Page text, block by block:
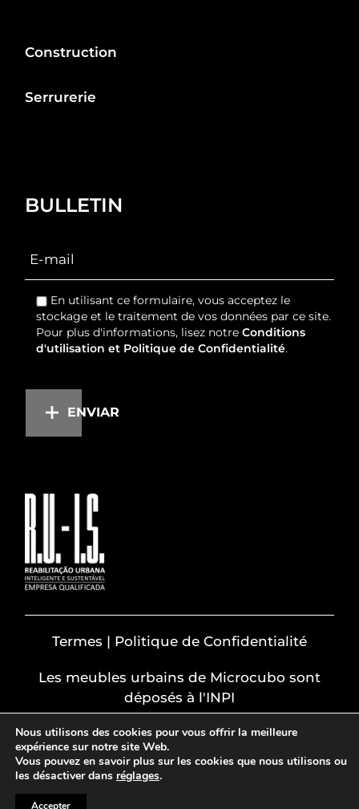
Construction
Serrurerie
BULLETIN
En utilisant ce formulaire, vous acceptez le
stockage et le traitement de vos données par ce site.
Pour plus d'informations, lisez notreConditions
d'utilisation et Politique de Confidentialité.
ENVIAR
Termes | Politique de Confidentialité
Les meubles urbains de Microcubo sont
déposés à l'INPI
Nous utilisons des cookies pour vous offrir la meilleure
expérience sur notre site Web.
Vous pouvez en savoir plus sur les cookies que nous utilisons ou
les désactiver dans réglages.
Accepter